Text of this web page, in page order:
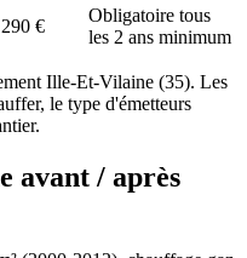
290 €
Obligatoire tous
les 2 ans minimum
Ille-Et-Vilaine (35). Les
le type d'émetteurs
avant / après